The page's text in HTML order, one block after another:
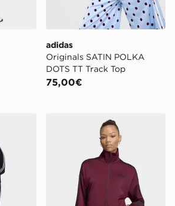
adidas
Originals SATIN POLKA
DOTS TT Track Top
75,00€
Crochet Firebird Track Top
adidas Felpa Sportiva